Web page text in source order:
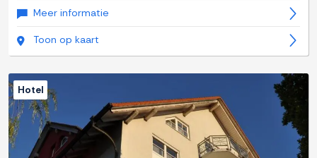
Meer informatie
Toon op kaart
Hotel